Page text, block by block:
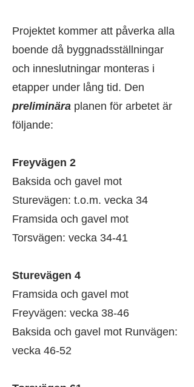
Projektet kommer att påverka alla
boende då byggnadsställningar
och inneslutningar monteras i
etapper under lång tid. Den
preliminära planen för arbetet är
följande:
Freyvägen 2
Baksida och gavel mot
Sturevägen: t.o.m. vecka 34
Framsida och gavel mot
Torsvägen: vecka 34-41
Sturevägen 4
Framsida och gavel mot
Freyvägen: vecka 38-46
Baksida och gavel mot Runvägen:
vecka 46-52